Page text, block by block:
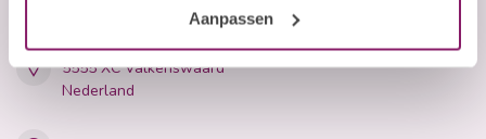
Aanpassen
John F. Kennedylaan 21L
5555 XC Valkenswaard
Nederland